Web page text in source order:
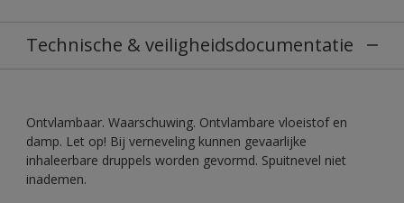
Technische & veiligheidsdocumentatie
Ontvlambaar. Waarschuwing. Ontvlambare vloeistof en
damp. Let op! Bij verneveling kunnen gevaarlijke
inhaleerbare druppels worden gevormd. Spuitnevel niet
inademen.